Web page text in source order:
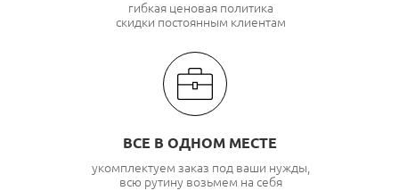
гибкая ценовая политика
скидки постоянным клиентам
ВСЕ В ОДНОМ МЕСТЕ
укомплектуем заказ под ваши нужды,
всю рутину возьмем на себя